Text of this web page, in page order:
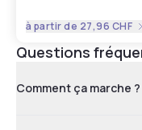
à partir de 27,96 CHF
Questions
Comment ça marche ?